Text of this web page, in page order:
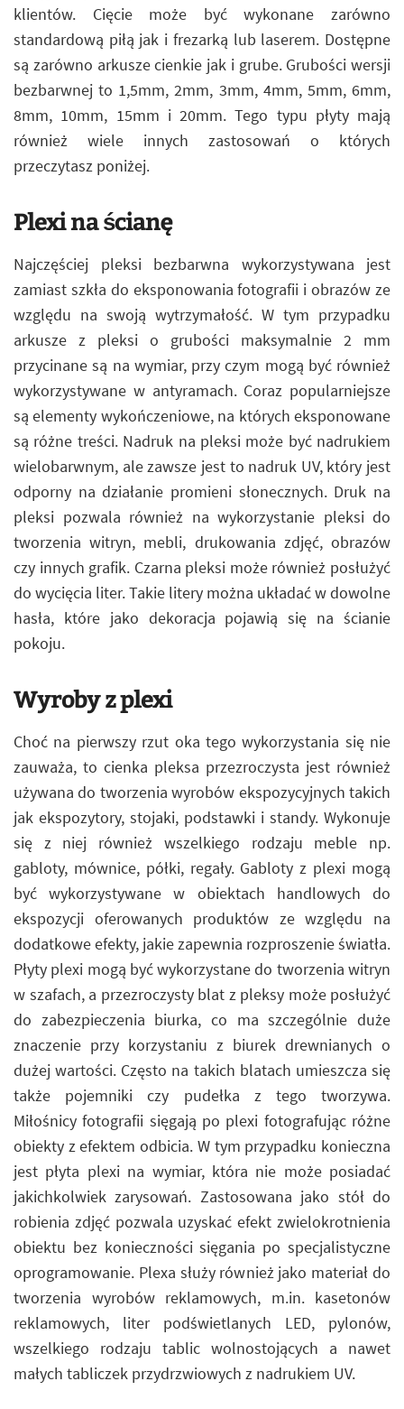
klientów. Cięcie może być wykonane zarówno
standardową piłą jak i frezarką lub laserem. Dostępne
są zarówno arkusze cienkie jak i grube. Grubości wersji
bezbarwnej to 1,5mm, 2mm, 3mm, 4mm, 5mm, 6mm,
8mm, 10mm, 15mm i 20mm. Tego typu płyty mają
również wiele innych zastosowań o których
przeczytasz poniżej.
Plexi na ścianę
Najczęściej pleksi bezbarwna wykorzystywana jest
zamiast szkła do eksponowania fotografii i obrazów ze
względu na swoją wytrzymałość. W tym przypadku
arkusze z pleksi o grubości maksymalnie 2 mm
przycinane są na wymiar, przy czym mogą być również
wykorzystywane w antyramach. Coraz popularniejsze
są elementy wykończeniowe, na których eksponowane
są różne treści. Nadruk na pleksi może być nadrukiem
wielobarwnym, ale zawsze jest to nadruk UV, który jest
odporny na działanie promieni słonecznych. Druk na
pleksi pozwala również na wykorzystanie pleksi do
tworzenia witryn, mebli, drukowania zdjęć, obrazów
czy innych grafik. Czarna pleksi może również posłużyć
do wycięcia liter. Takie litery można układać w dowolne
hasła, które jako dekoracja pojawią się na ścianie
pokoju.
Wyroby z plexi
Choć na pierwszy rzut oka tego wykorzystania się nie
zauważa, to cienka pleksa przezroczysta jest również
używana do tworzenia wyrobów ekspozycyjnych takich
jak ekspozytory, stojaki, podstawki i standy. Wykonuje
się z niej również wszelkiego rodzaju meble np.
gabloty, mównice, półki, regały. Gabloty z plexi mogą
być wykorzystywane w obiektach handlowych do
ekspozycji oferowanych produktów ze względu na
dodatkowe efekty, jakie zapewnia rozproszenie światła.
Płyty plexi mogą być wykorzystane do tworzenia witryn
w szafach, a przezroczysty blat z pleksy może posłużyć
do zabezpieczenia biurka, co ma szczególnie duże
znaczenie przy korzystaniu z biurek drewnianych o
dużej wartości. Często na takich blatach umieszcza się
także pojemniki czy pudełka z tego tworzywa.
Miłośnicy fotografii sięgają po plexi fotografując różne
obiekty z efektem odbicia. W tym przypadku konieczna
jest płyta plexi na wymiar, która nie może posiadać
jakichkolwiek zarysowań. Zastosowana jako stół do
robienia zdjęć pozwala uzyskać efekt zwielokrotnienia
obiektu bez konieczności sięgania po specjalistyczne
oprogramowanie. Plexa służy również jako materiał do
tworzenia wyrobów reklamowych, m.in. kasetonów
reklamowych, liter podświetlanych LED, pylonów,
wszelkiego rodzaju tablic wolnostojących a nawet
małych tabliczek przydrzwiowych z nadrukiem UV.